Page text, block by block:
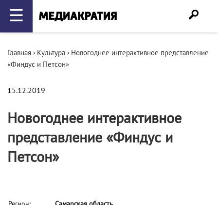
☰
Главная › Культура › Новогоднее интерактивное представление
«Финдус и Петсон»
15.12.2019
Новогоднее интерактивное
представление «Финдус и
Петсон»